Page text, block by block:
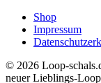
Shop
Impressum
© 2026 Loop-
neuer Lieblings-